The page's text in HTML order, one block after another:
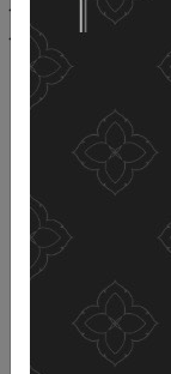
ปิดอ่านด้วยเสียง
ผังเว็บไซต์
เว็บไซต์นี้ใช้คุกกี้
กรมกิจการผู้สูงอายุ
ท่าน เพื่อการพัฒ
เว็บไซต์นี้โดยไม่
รับคุกกี้บนเว็บไซ
ดูร
02-659-6811